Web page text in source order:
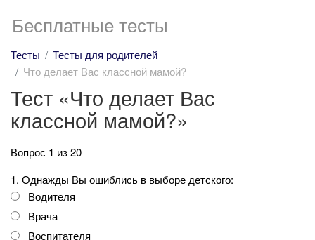
Бесплатные тесты
Тесты
Тесты для родителей
Что делает Вас классной мамой?
Тест «Что делает Вас
классной мамой?»
Вопрос 1 из 20
1. Однажды Вы ошиблись в выборе детского:
Водителя
Врача
Воспитателя